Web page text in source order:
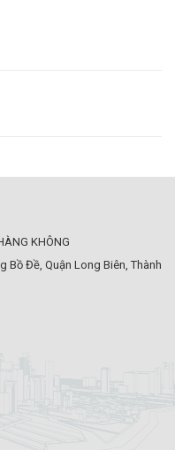
KHÔNG
Bồ Đề, Quận Long Biên, Thành